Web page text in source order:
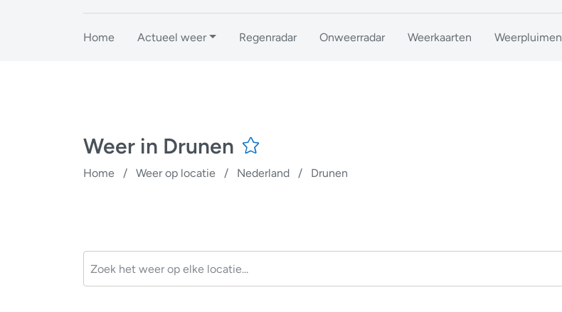
Home Actueel weer Regenradar Onweerradar Weerkaarten Weerpluimen
Weer in Drunen
Home / Weer op locatie / Nederland / Drunen